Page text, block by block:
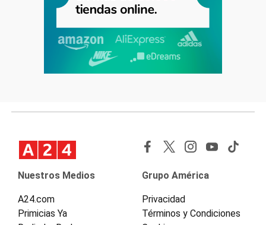
Nuestros Medios
A24.com
Primicias Ya
Grupo América
Privacidad
Términos y Condiciones